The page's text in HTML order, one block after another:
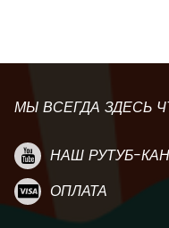
МЫ ВСЕГДА ЗДЕСЬ
НАШ РУТУБ-
ОПЛАТА